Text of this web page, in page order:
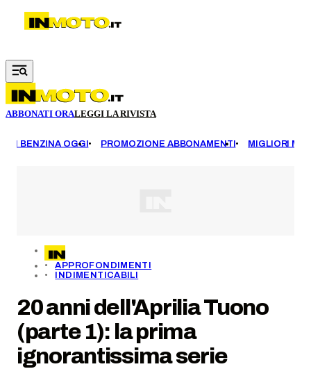
Vai al contenuto principale
ABBONATI ORALEGGI LA RIVISTA
BENZINA OGGI PROMOZIONE ABBONAMENTI MIGLIORI
APPROFONDIMENTI
INDIMENTICABILI
20 anni dell'Aprilia Tuono
(parte 1): la prima
ignorantissima serie